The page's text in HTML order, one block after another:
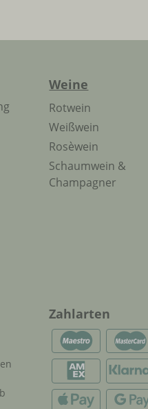
Weine
Rotwein
Weißwein
Rosèwein
Schaumwein &
Champagner
Zahlarten